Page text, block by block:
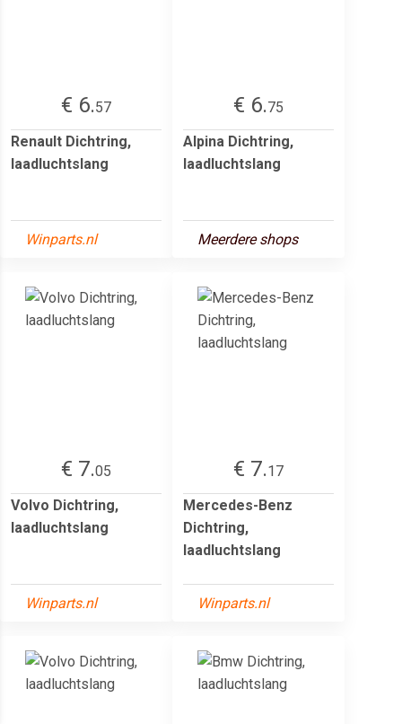
€ 6.57
Renault Dichtring,
laadluchtslang
Winparts.nl
€ 6.75
Alpina Dichtring,
laadluchtslang
Meerdere shops
€ 7.05
Volvo Dichtring,
laadluchtslang
Winparts.nl
€ 7.17
Mercedes-Benz
Dichtring,
laadluchtslang
Winparts.nl